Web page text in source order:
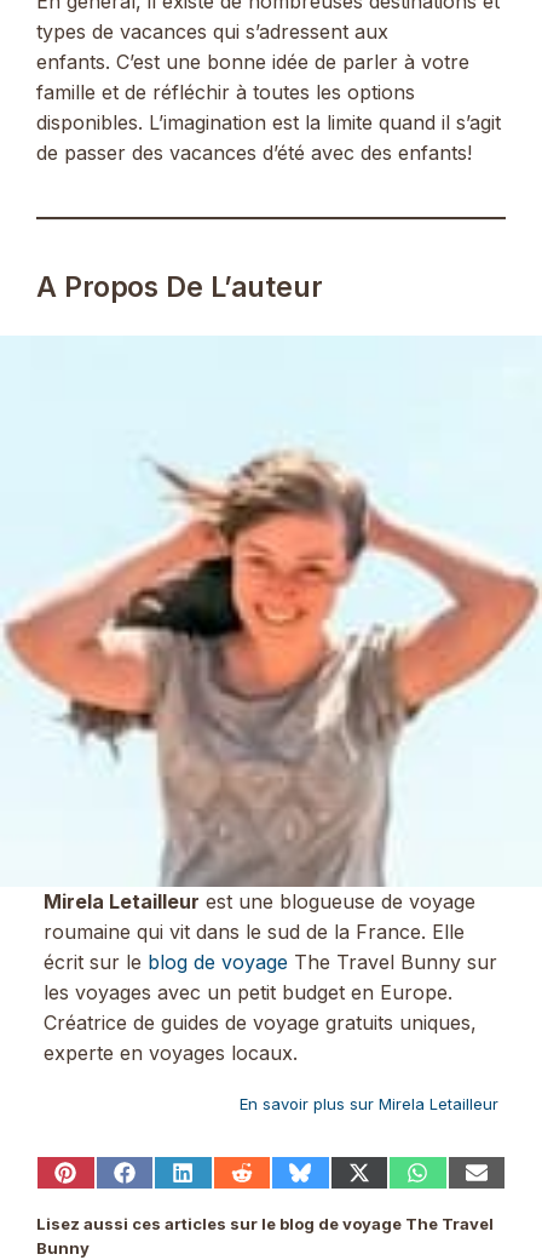
types de vacances qui s’adressent aux
enfants. C’est une bonne idée de parler à votre
famille et de réfléchir à toutes les options
disponibles. L’imagination est la limite quand il s’agit
de passer des vacances d’été avec des enfants!
A Propos De L’auteur
Mirela Letailleur est une blogueuse de voyage
roumaine qui vit dans le sud de la France. Elle
écrit sur le blog de voyageThe Travel Bunny sur
les voyages avec un petit budget en Europe.
Créatrice de guides de voyage gratuits uniques,
experte en voyages locaux.
En savoir plus sur Mirela Letailleur
Share
Pinterest
Share
Facebook
Share
LinkedIn
Share
Reddit
Share
Bluesky
Share
X
(Twitter)
Share
WhatsApp
Share
Email
Lisez aussi ces articles sur le blog de voyage The Travel
Bunny